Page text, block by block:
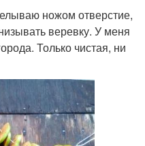
ножом отверстие,
веревку. У меня
Только чистая, ни